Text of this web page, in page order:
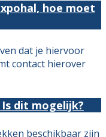
hoe moet
dat je hiervoor
contact hierover
dit mogelijk?
beschikbaar zijn